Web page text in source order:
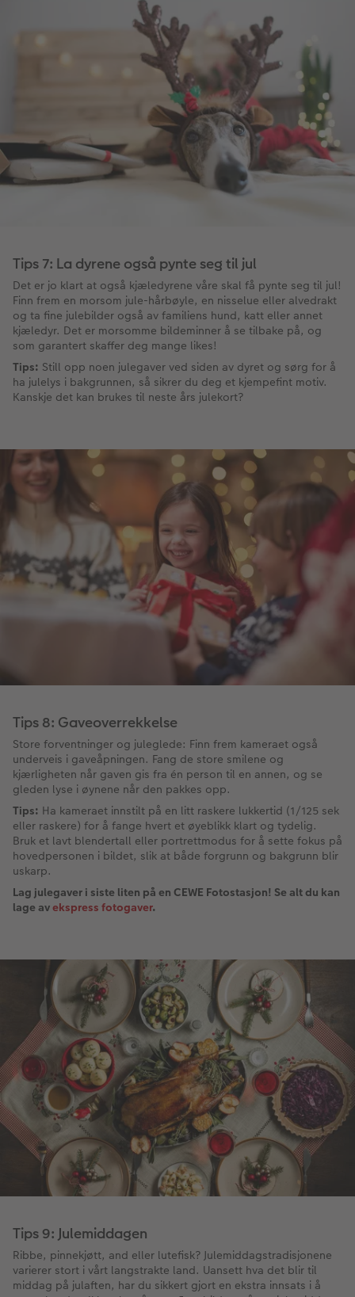
effekten ved å bruke portrettmodus. Zoom
heller litt inn og stå lenger bak om du har et
kamera med optisk zoom (ikke digital zoom) -
eller bytt til telefotoobjektivet om du har det i
din telefon - så får du lettere til denne
Ta bilde av et motiv som er relativt nært
kameraet, mens motivet står et lite stykke
unna bakgrunnen. Pynt og lys i bakgrunnen vil
skape et flott bakteppe i bokeh-effekt.
Tips 7: La dyrene også pynte seg til jul
Det er jo klart at også kjæledyrene våre skal få pynte seg til jul!
Finn frem en morsom jule-hårbøyle, en nisselue eller alvedrakt
og ta fine julebilder også av familiens hund, katt eller annet
kjæledyr. Det er morsomme bildeminner å se tilbake på, og
som garantert skaffer deg mange likes!
Tips: Still opp noen julegaver ved siden av dyret og sørg for å
ha julelys i bakgrunnen, så sikrer du deg et kjempefint motiv.
Kanskje det kan brukes til neste års julekort?
Tips 8: Gaveoverrekkelse
Store forventninger og juleglede: Finn frem kameraet også
underveis i gaveåpningen. Fang de store smilene og
kjærligheten når gaven gis fra én person til en annen, og se
gleden lyse i øynene når den pakkes opp.
Tips: Ha kameraet innstilt på en litt raskere lukkertid (1/125 sek
eller raskere) for å fange hvert et øyeblikk klart og tydelig.
Bruk et lavt blendertall eller portrettmodus for å sette fokus på
hovedpersonen i bildet, slik at både forgrunn og bakgrunn blir
uskarp.
Lag julegaver i siste liten på en CEWE Fotostasjon! Se alt du kan
lage avekspress fotogaver.
Tips 9: Julemiddagen
Ribbe, pinnekjøtt, and eller lutefisk? Julemiddagstradisjonene
varierer stort i vårt langstrakte land. Uansett hva det blir til
middag på julaften, har du sikkert gjort en ekstra innsats i å